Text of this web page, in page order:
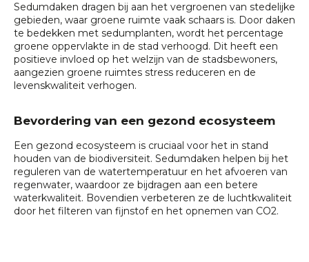
Sedumdaken dragen bij aan het vergroenen van stedelijke
gebieden, waar groene ruimte vaak schaars is. Door daken
te bedekken met sedumplanten, wordt het percentage
groene oppervlakte in de stad verhoogd. Dit heeft een
positieve invloed op het welzijn van de stadsbewoners,
aangezien groene ruimtes stress reduceren en de
levenskwaliteit verhogen.
Bevordering van een gezond ecosysteem
Een gezond ecosysteem is cruciaal voor het in stand
houden van de biodiversiteit. Sedumdaken helpen bij het
reguleren van de watertemperatuur en het afvoeren van
regenwater, waardoor ze bijdragen aan een betere
waterkwaliteit. Bovendien verbeteren ze de luchtkwaliteit
door het filteren van fijnstof en het opnemen van CO2.